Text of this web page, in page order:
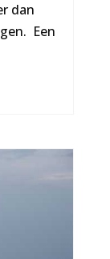
dan
Een